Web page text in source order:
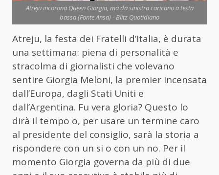
Atreju incorona Queen Giorgia, ma da sinistra caricano a testa
bassa (Fonte Ansa) - Blitz Quotidiano
Atreju, la festa dei Fratelli d’Italia, è durata
una settimana: piena di personalità e
stracolma di giornalisti che volevano
sentire Giorgia Meloni, la premier incensata
dall’Europa, dagli Stati Uniti e
dall’Argentina. Fu vera gloria? Questo lo
dirà il tempo o, per usare un termine caro
al presidente del consiglio, sarà la storia a
rispondere con un si o con un no. Per il
momento Giorgia governa da più di due